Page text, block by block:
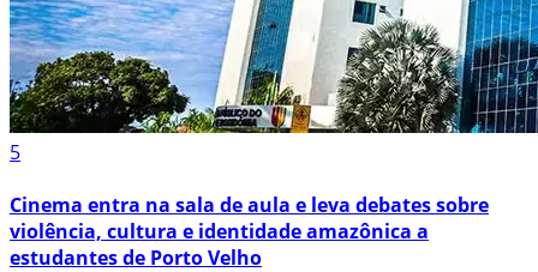
5
Cinema entra na sala de aula e leva debates sobre
violência, cultura e identidade amazônica a
estudantes de Porto Velho